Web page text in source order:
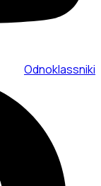
Odnoklassniki